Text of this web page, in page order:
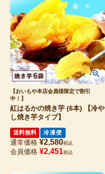
【おいもや本店会員様限定で割引
中！】
紅はるかの焼き芋 (6本) 【冷や
し焼き芋タイプ】
送料無料 冷凍便
通常価格 ¥2,580税込
会員価格 ¥2,451税込